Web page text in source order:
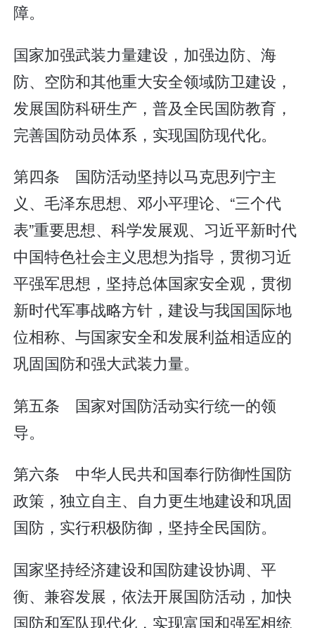
障。
国家加强武装力量建设，加强边防、海
防、空防和其他重大安全领域防卫建设，
发展国防科研生产，普及全民国防教育，
完善国防动员体系，实现国防现代化。
第四条 国防活动坚持以马克思列宁主
义、毛泽东思想、邓小平理论、“三个代
表”重要思想、科学发展观、习近平新时代
中国特色社会主义思想为指导，贯彻习近
平强军思想，坚持总体国家安全观，贯彻
新时代军事战略方针，建设与我国国际地
位相称、与国家安全和发展利益相适应的
巩固国防和强大武装力量。
第五条 国家对国防活动实行统一的领
导。
第六条 中华人民共和国奉行防御性国防
政策，独立自主、自力更生地建设和巩固
国防，实行积极防御，坚持全民国防。
国家坚持经济建设和国防建设协调、平
衡、兼容发展，依法开展国防活动，加快
国防和军队现代化，实现富国和强军相统